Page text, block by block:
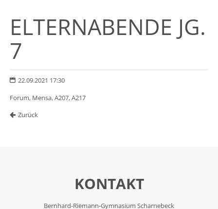
ELTERNABENDE JG.
7
22.09.2021 17:30
Forum, Mensa, A207, A217
Zurück
KONTAKT
Bernhard-Riemann-Gymnasium Scharnebeck